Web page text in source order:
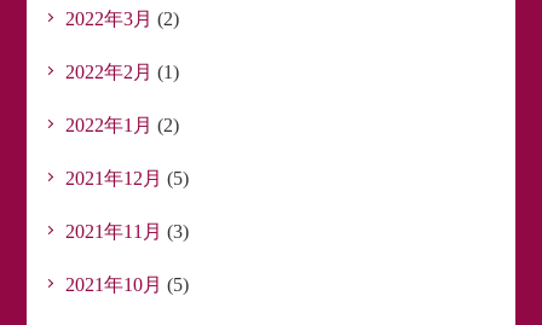
2022年3月 (2)
2022年2月 (1)
2022年1月 (2)
2021年12月 (5)
2021年11月 (3)
2021年10月 (5)